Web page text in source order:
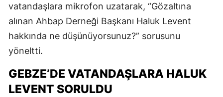
vatandaşlara mikrofon uzatarak, “Gözaltına
alınan Ahbap Derneği Başkanı Haluk Levent
hakkında ne düşünüyorsunuz?” sorusunu
yöneltti.
GEBZE’DE VATANDAŞLARA HALUK
LEVENT SORULDU